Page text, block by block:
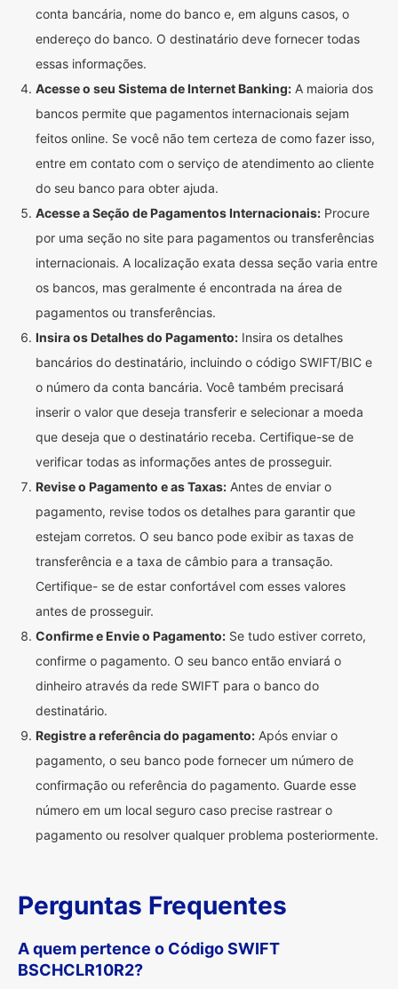
conta bancária, nome do banco e, em alguns casos, o
endereço do banco. O destinatário deve fornecer todas
essas informações.
Acesse o seu Sistema de Internet Banking: A maioria dos
bancos permite que pagamentos internacionais sejam
feitos online. Se você não tem certeza de como fazer isso,
entre em contato com o serviço de atendimento ao cliente
do seu banco para obter ajuda.
Acesse a Seção de Pagamentos Internacionais: Procure
por uma seção no site para pagamentos ou transferências
internacionais. A localização exata dessa seção varia entre
os bancos, mas geralmente é encontrada na área de
pagamentos ou transferências.
Insira os Detalhes do Pagamento: Insira os detalhes
bancários do destinatário, incluindo o código SWIFT/BIC e
o número da conta bancária. Você também precisará
inserir o valor que deseja transferir e selecionar a moeda
que deseja que o destinatário receba. Certifique-se de
verificar todas as informações antes de prosseguir.
Revise o Pagamento e as Taxas: Antes de enviar o
pagamento, revise todos os detalhes para garantir que
estejam corretos. O seu banco pode exibir as taxas de
transferência e a taxa de câmbio para a transação.
Certifique- se de estar confortável com esses valores
antes de prosseguir.
Confirme e Envie o Pagamento: Se tudo estiver correto,
confirme o pagamento. O seu banco então enviará o
dinheiro através da rede SWIFT para o banco do
destinatário.
Registre a referência do pagamento: Após enviar o
pagamento, o seu banco pode fornecer um número de
confirmação ou referência do pagamento. Guarde esse
número em um local seguro caso precise rastrear o
pagamento ou resolver qualquer problema posteriormente.
Perguntas Frequentes
A quem pertence o Código SWIFT
BSCHCLR10R2?